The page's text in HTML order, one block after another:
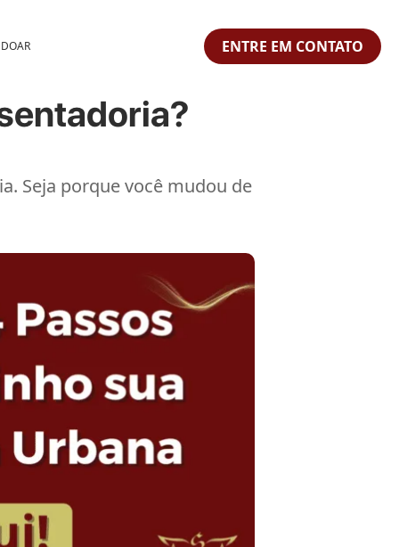
ENTRE EM CONTATO
Seja porque você mudou de